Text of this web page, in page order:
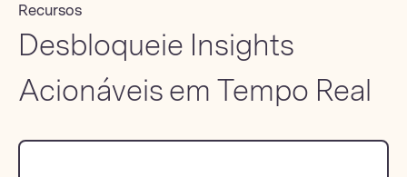
Recursos
Desbloqueie Insights
Acionáveis em Tempo Real